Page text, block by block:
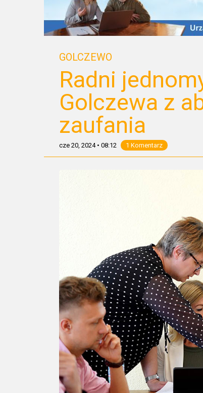
GOLCZEWO
Radni
Golczewa z
zaufania
cze 20, 2024• 08:12 1 Komentarz